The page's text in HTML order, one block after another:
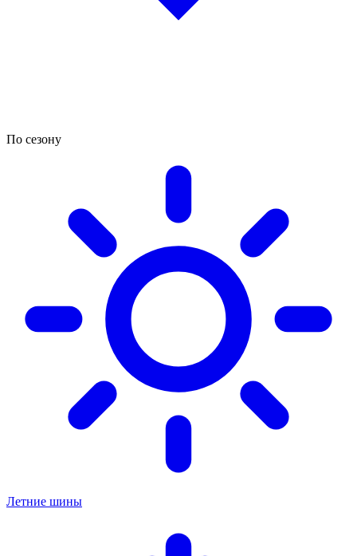
По сезону
Летние шины